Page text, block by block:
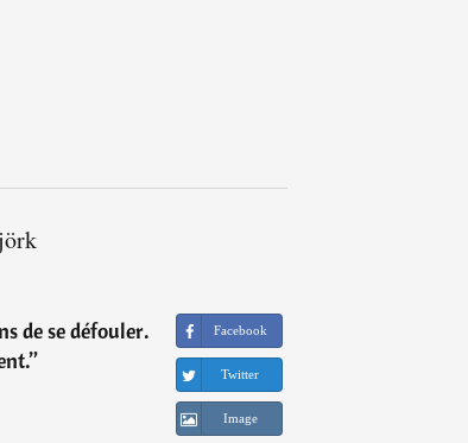
de se défouler.
”
Facebook
Twitter
Image